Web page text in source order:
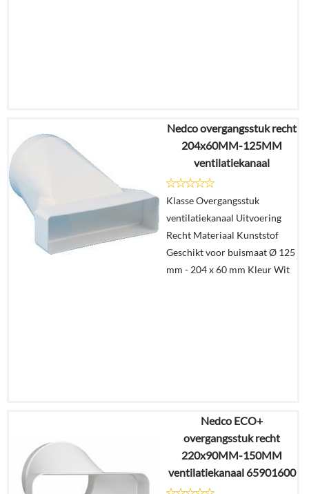
€26,98
€17,34
In
winkelmand
Nedco overgangsstuk recht
204x60MM-125MM
ventilatiekanaal
Klasse Overgangsstuk
ventilatiekanaal Uitvoering
Recht Materiaal Kunststof
Geschikt voor buismaat Ø 125
mm - 204 x 60 mm Kleur Wit
€22,78
€14,36
Nedco ECO+
overgangsstuk recht
220x90MM-150MM
ventilatiekanaal 65901600